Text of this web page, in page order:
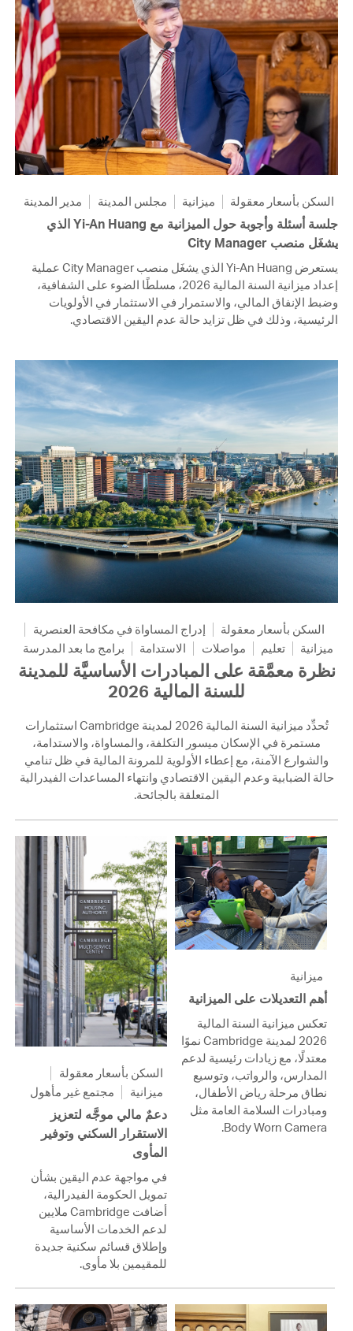
السكن بأسعار معقولة ميزانية مجلس المدينة مدير المدينة
جلسة أسئلة وأجوبة حول الميزانية مع Yi-An Huang الذي
يشغَل منصب City Manager
يستعرض Yi-An Huang الذي يشغَل منصب City Manager عملية
إعداد ميزانية السنة المالية 2026، مسلطًا الضوء على الشفافية،
وضبط الإنفاق المالي، والاستمرار في الاستثمار في الأولويات
الرئيسية، وذلك في ظل تزايد حالة عدم اليقين الاقتصادي.
السكن بأسعار معقولة
إدراج المساواة في مكافحة العنصرية
ميزانية
تعليم مواصلات الاستدامة برامج ما بعد المدرسة
نظرة معمَّقة على المبادرات الأساسيَّة للمدينة
للسنة المالية 2026
تُحدِّد ميزانية السنة المالية 2026 لمدينة Cambridge استثمارات
مستمرة في الإسكان ميسور التكلفة، والمساواة، والاستدامة،
والشوارع الآمنة، مع إعطاء الأولوية للمرونة المالية في ظل تنامي
حالة الضبابية وعدم اليقين الاقتصادي وانتهاء المساعدات الفيدرالية
المتعلقة بالجائحة.
السكن بأسعار معقولة
ميزانية
مجتمع غير مأهول
دعمٌ مالي موجَّه لتعزيز
الاستقرار السكني وتوفير
المأوى
في مواجهة عدم اليقين بشأن
تمويل الحكومة الفيدرالية،
أضافت Cambridge ملايين
لدعم الخدمات الأساسية
وإطلاق قسائم سكنية جديدة
للمقيمين بلا مأوى.
ميزانية
أهم التعديلات على الميزانية
تعكس ميزانية السنة المالية
2026 لمدينة Cambridge نموًا
معتدلًا، مع زيادات رئيسية لدعم
المدارس، والرواتب، وتوسيع
نطاق مرحلة رياض الأطفال،
ومبادرات السلامة العامة مثل
Body Worn Camera.